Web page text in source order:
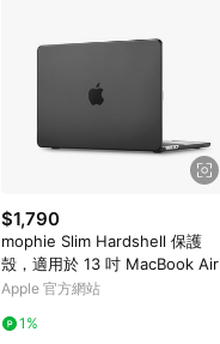
$1,790
mophie Slim Hardshell 保護
殼，適用於 13 吋 MacBook Air
Apple 官方網站
1%